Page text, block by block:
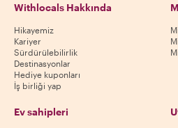
Withlocals Hakkında
Hikayemiz
Kariyer
Sürdürülebilirlik
Destinasyonlar
Hediye kuponları
İş birliği yap
Ev sahipleri